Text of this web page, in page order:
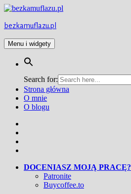
Przejdź
treści
bezkamuflazu.pl
Menu i widgety
Search for:
Strona główna
O mnie
O blogu
DOCENIASZ MOJĄ PRACĘ?
Patronite
Buycoffee.to